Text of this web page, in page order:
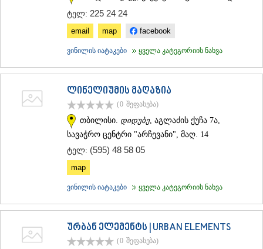
ტელ: 225 24 24
email map facebook
ვინილის იატაკები ყველა კატეგორიის ნახვა
ლინელიუმის მაღაზია
(0 შეფასება)
თბილისი. დიდუბე , აგლაძის ქუჩა 7ა,
სავაჭრო ცენტრი "არჩევანი", მაღ. 14
ტელ: (595) 48 58 05
map
ვინილის იატაკები ყველა კატეგორიის ნახვა
ურბან ელემენტს | URBAN ELEMENTS
(0 შეფასება)